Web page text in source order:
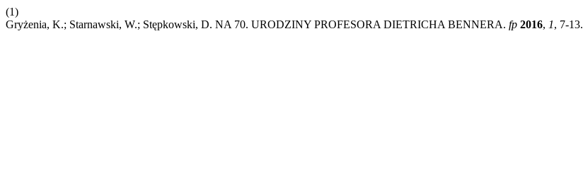
(1)
Gryżenia, K.; Starnawski, W.; Stępkowski, D. NA 70. URODZINY PROFESORA DIETRICHA BENNERA. fp 2016, 1, 7-13.